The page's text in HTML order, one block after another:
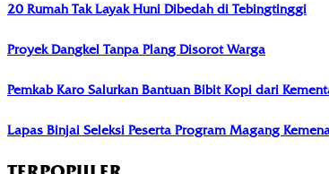
20 Rumah Tak Layak Huni Dibedah di Tebingtinggi
Proyek Dangkel Tanpa Plang Disorot Warga
Pemkab Karo Salurkan Bantuan Bibit Kopi dari
Lapas Binjai Seleksi Peserta Program Magang